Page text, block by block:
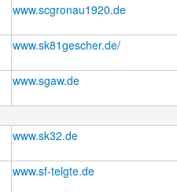
www.scgronau1920.de
www.sk81gescher.de/
www.sgaw.de
www.sk32.de
www.sf-telgte.de